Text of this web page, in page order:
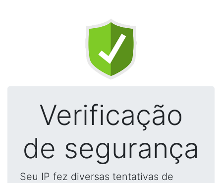
Verificação
de segurança
Seu IP fez diversas tentativas de